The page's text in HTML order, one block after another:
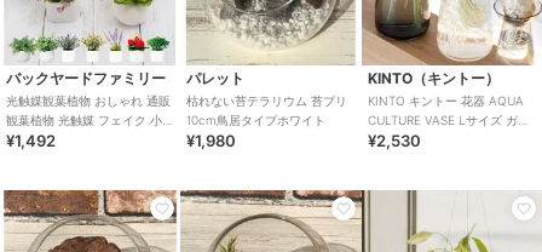
バックヤードファミリー
光触媒観葉植物 おしゃれ 通販
観葉植物 光触媒 フェイク 小さ
い 枯れない 造花 フェイクグリ
¥1,492
パレット
枯れない苔テラリウム 苔プリ
10cm鳥居タイプホワイト
¥1,980
KINTO（キントー）
KINTO キントー 花器 AQUA
CULTURE VASE Lサイズ ガラ
ス 花瓶 おしゃれ
¥2,530